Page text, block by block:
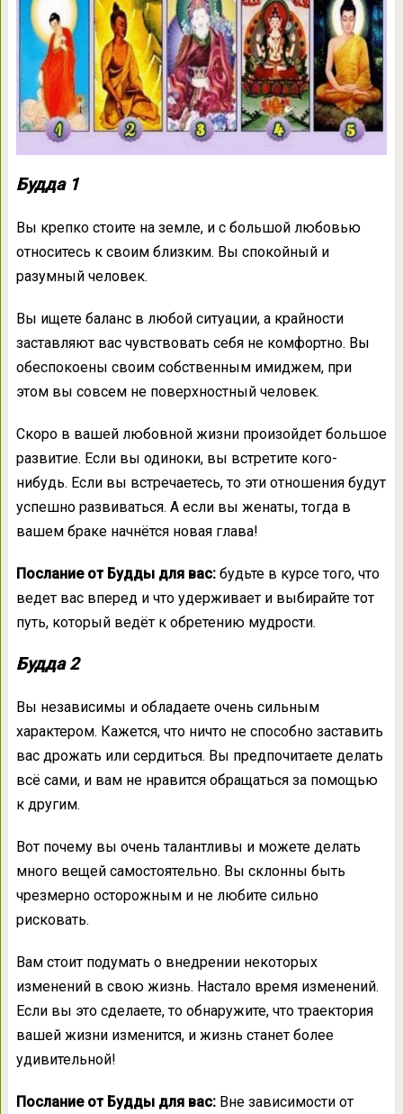
Будда 1
Вы крепко стоите на земле, и с большой любовью
относитесь к своим близким. Вы спокойный и
разумный человек.
Вы ищете баланс в любой ситуации, а крайности
заставляют вас чувствовать себя не комфортно. Вы
обеспокоены своим собственным имиджем, при
этом вы совсем не поверхностный человек.
Скоро в вашей любовной жизни произойдет большое
развитие. Если вы одиноки, вы встретите кого-
нибудь. Если вы встречаетесь, то эти отношения будут
успешно развиваться. А если вы женаты, тогда в
вашем браке начнётся новая глава!
Послание от Будды для вас:будьте в курсе того, что
ведет вас вперед и что удерживает и выбирайте тот
путь, который ведёт к обретению мудрости.
Будда 2
Вы независимы и обладаете очень сильным
характером. Кажется, что ничто не способно заставить
вас дрожать или сердиться. Вы предпочитаете делать
всё сами, и вам не нравится обращаться за помощью
к другим.
Вот почему вы очень талантливы и можете делать
много вещей самостоятельно. Вы склонны быть
чрезмерно осторожным и не любите сильно
рисковать.
Вам стоит подумать о внедрении некоторых
изменений в свою жизнь. Настало время изменений.
Если вы это сделаете, то обнаружите, что траектория
вашей жизни изменится, и жизнь станет более
удивительной!
Послание от Будды для вас:Вне зависимости от